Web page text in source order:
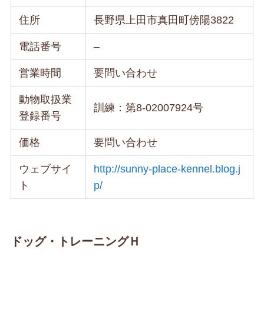
住所 長野県上田市真田町傍陽3822
電話番号 –
営業時間 要問い合わせ
動物取扱業
登録番号
訓練：第8-02007924号
価格 要問い合わせ
ウェブサイ
ト
http://sunny-place-kennel.blog.j
p/
ドッグ・トレーニングＨ